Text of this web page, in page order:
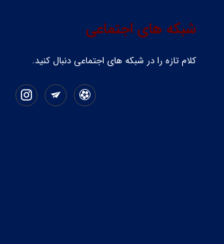
شبکه های اجتماعی
کلام تازه را در شبکه ‌های اجتماعی دنبال کنید.